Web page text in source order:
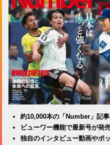
約10,000本の「Number」記
ビューワー機能で最新号が発
独自のインタビュー動画やポ